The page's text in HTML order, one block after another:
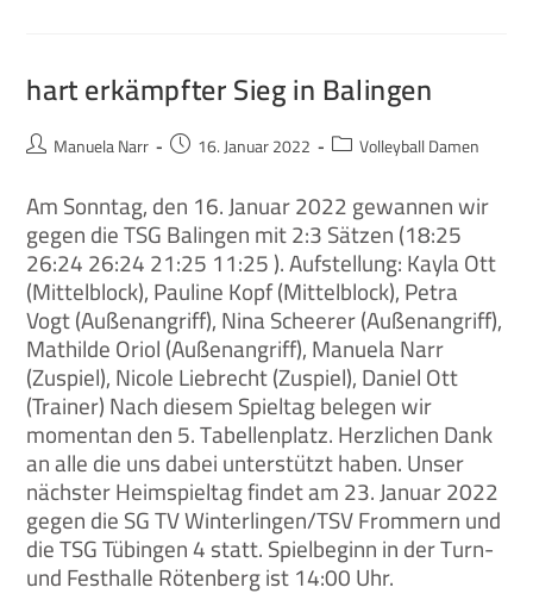
hart erkämpfter Sieg in Balingen
Manuela Narr 16. Januar 2022 Volleyball Damen
Am Sonntag, den 16. Januar 2022 gewannen wir
gegen die TSG Balingen mit 2:3 Sätzen (18:25
26:24 26:24 21:25 11:25 ). Aufstellung: Kayla Ott
(Mittelblock), Pauline Kopf (Mittelblock), Petra
Vogt (Außenangriff), Nina Scheerer (Außenangriff),
Mathilde Oriol (Außenangriff), Manuela Narr
(Zuspiel), Nicole Liebrecht (Zuspiel), Daniel Ott
(Trainer) Nach diesem Spieltag belegen wir
momentan den 5. Tabellenplatz. Herzlichen Dank
an alle die uns dabei unterstützt haben. Unser
nächster Heimspieltag findet am 23. Januar 2022
gegen die SG TV Winterlingen/TSV Frommern und
die TSG Tübingen 4 statt. Spielbeginn in der Turn-
und Festhalle Rötenberg ist 14:00 Uhr.